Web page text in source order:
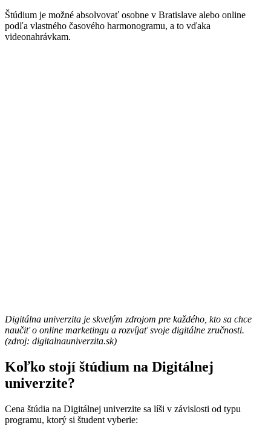
Štúdium je možné absolvovať osobne v Bratislave alebo online
podľa vlastného časového harmonogramu, a to vďaka
videonahrávkam.
Digitálna univerzita je skvelým zdrojom pre každého, kto sa chce
naučiť o online marketingu a rozvíjať svoje digitálne zručnosti.
(zdroj: digitalnauniverzita.sk)
Koľko stojí štúdium na Digitálnej
univerzite?
Cena štúdia na Digitálnej univerzite sa líši v závislosti od typu
programu, ktorý si študent vyberie: